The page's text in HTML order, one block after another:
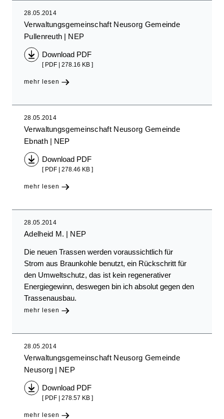
28.05.2014
Verwaltungsgemeinschaft Neusorg Gemeinde
Pullenreuth
NEP
Download PDF
[ PDF | 278.16 KB ]
mehr lesen
28.05.2014
Verwaltungsgemeinschaft Neusorg Gemeinde
Ebnath
NEP
Download PDF
[ PDF | 278.46 KB ]
mehr lesen
28.05.2014
Adelheid M. NEP
Die neuen Trassen werden voraussichtlich für
Strom aus Braunkohle benutzt, ein Rückschritt für
den Umweltschutz, das ist kein regenerativer
Energiegewinn, deswegen bin ich absolut gegen den
Trassenausbau.
mehr lesen
28.05.2014
Verwaltungsgemeinschaft Neusorg Gemeinde
Neusorg
NEP
Download PDF
[ PDF | 278.57 KB ]
mehr lesen